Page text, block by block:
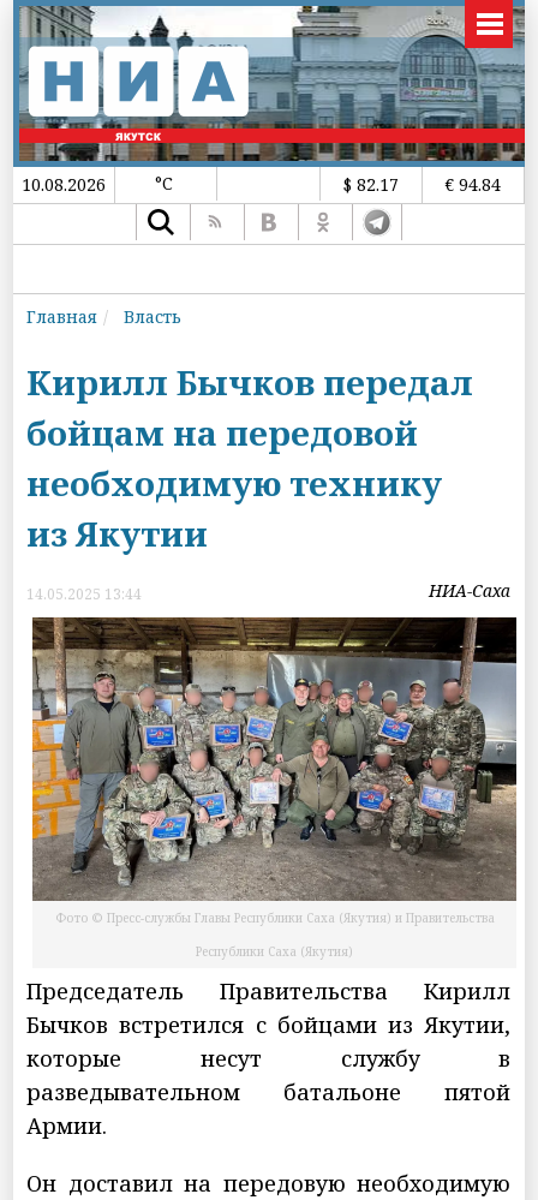
10.08.2026 °C $ 82.17 € 94.84
Главная Власть
Кирилл Бычков передал
бойцам на передовой
необходимую технику
из Якутии
14.05.2025 13:44 НИА-Саха
Фото © Пресс-службы Главы Республики Саха (Якутия) и Правительства
Республики Саха (Якутия)
Председатель Правительства Кирилл
Бычков встретился с бойцами из Якутии,
которые несут службу в
разведывательном батальоне пятой
Армии.
Он доставил на передовую необходимую